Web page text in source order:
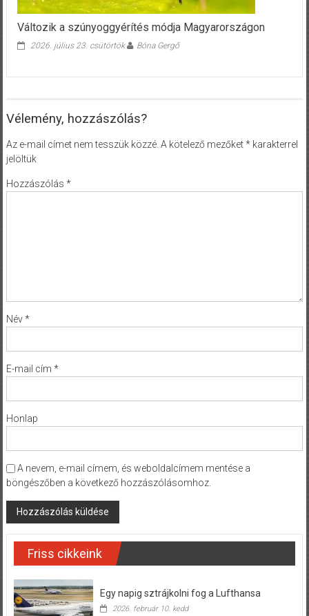
Változik a szúnyoggyérítés módja Magyarországon
2026. július 23. csütörtök Bóna Gergő
Vélemény, hozzászólás?
Az e-mail címet nem tesszük közzé. A kötelező mezőket*karakterrel
jelöltük
Hozzászólás *
Név*
E-mail cím *
Honlap
A nevem, e-mail címem, és weboldalcímem mentése a
böngészőben a következő hozzászólásomhoz.
Friss cikkeink
Egy napig sztrájkolni fog a Lufthansa
2026. február 10. kedd